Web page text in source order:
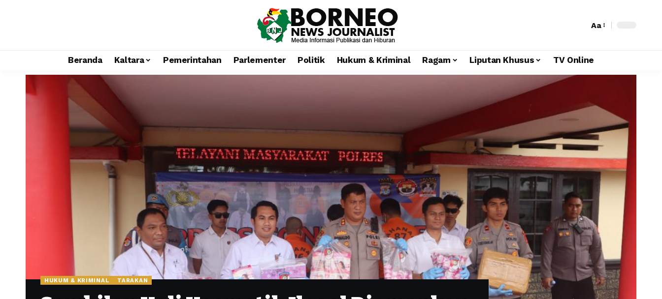
Aa
Beranda Kaltara Pemerintahan Parlementer Politik Hukum & Kriminal Ragam Liputan Khusus TV Online
HUKUM & KRIMINAL TARAKAN